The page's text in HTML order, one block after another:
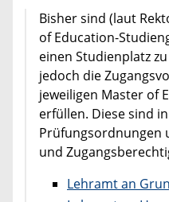
Bisher sind (laut
of Education-
einen Studienplatz
jedoch die
jeweiligen Master of
erfüllen. Diese sind
Prüfungsordnungen
und
Lehramt an